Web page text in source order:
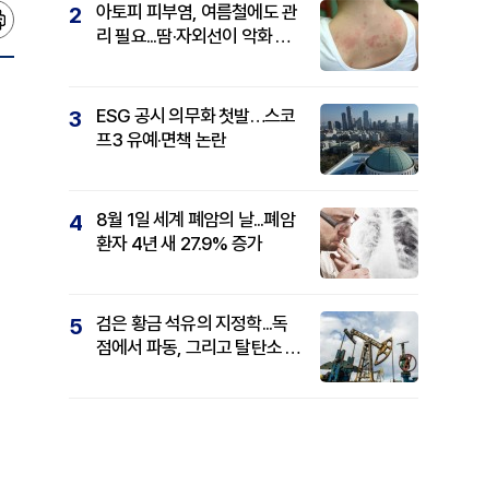
2
아토피 피부염, 여름철에도 관
리 필요...땀·자외선이 악화 요
3
ESG 공시 의무화 첫발…스코
프3 유예·면책 논란
4
8월 1일 세계 폐암의 날...폐암
환자 4년 새 27.9% 증가
5
검은 황금 석유의 지정학...독
점에서 파동, 그리고 탈탄소 패